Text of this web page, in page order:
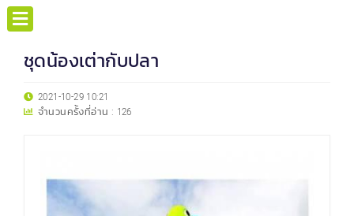
ชุดน้องเต่ากับปลา
2021-10-29 10:21
จำนวนครั้งที่อ่าน : 126